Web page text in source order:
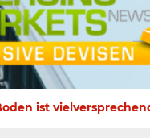
ist